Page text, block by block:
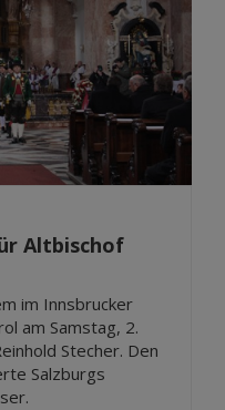
Altbischof
im Innsbrucker
am Samstag, 2.
Stecher. Den
Salzburgs